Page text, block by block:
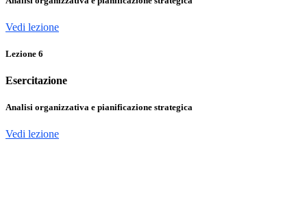
Vedi lezione
Lezione 6
Esercitazione
Analisi organizzativa e pianificazione strategica
Vedi lezione